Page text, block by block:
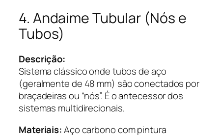
4. Andaime Tubular (Nós e
Tubos)
Descrição:
Sistema clássico onde tubos de aço
(geralmente de 48 mm) são conectados por
braçadeiras ou “nós”. É o antecessor dos
sistemas multidirecionais.
Materiais:Aço carbono com pintura